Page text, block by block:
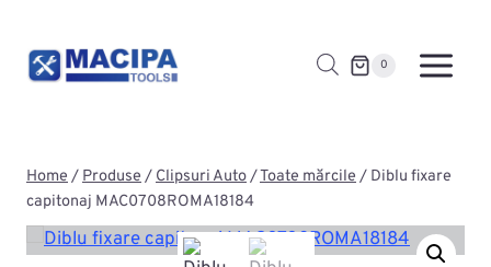
content
0
Home/Produse/Clipsuri Auto/Toate mărcile/ Diblu fixare
capitonaj MAC0708ROMA18184